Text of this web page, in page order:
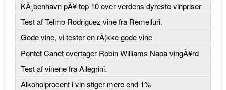
KÃ¸benhavn pÃ¥ top 10 over verdens dyreste vinpriser
Test af Telmo Rodriguez vine fra Remelluri.
Gode vine, vi tester en rÃ¦kke gode vine
Pontet Canet overtager Robin Williams Napa vingÃ¥rd
Test af vinene fra Allegrini.
Alkoholprocent i vin stiger mere end 1%